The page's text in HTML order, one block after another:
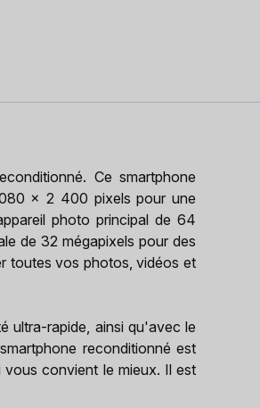
Ce smartphone
x 2 400 pixels pour une
photo principal de 64
de 32 mégapixels pour des
toutes vos photos, vidéos et
ultra-rapide, ainsi qu'avec le
reconditionné est
convient le mieux. Il est